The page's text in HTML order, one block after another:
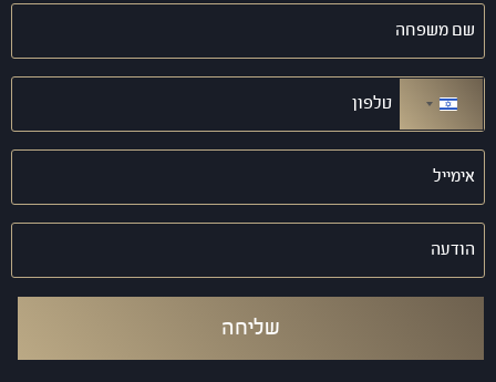
שם
משפחה
טלפון
(חובה)
ישראל +972
אימייל
(חובה)
הודעה